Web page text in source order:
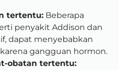
tertentu: Beberapa
penyakit Addison dan
dapat menyebabkan
gangguan hormon.
obatan tertentu: